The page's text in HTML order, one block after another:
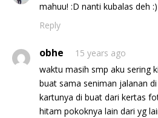
mahuu! :D nanti kubalas deh :)
Reply
obhe
15 years ago
waktu masih smp aku sering
buat sama seniman jalanan
kartunya di buat dari kertas
hitam pokoknya lain dari yg